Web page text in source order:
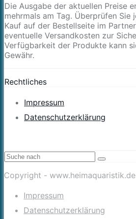
Die Ausgabe der aktuellen Preise
mehrmals am Tag. Überprüfen Sie
Kauf auf der Bestellseite im
eventuelle Versandkosten zur
Verfügbarkeit der Produkte kann
Gewähr.
Rechtliches
Impressum
Datenschutzerklärung
Copyright - www.heimaquaristik.de
Impressum
Datenschutzerklärung